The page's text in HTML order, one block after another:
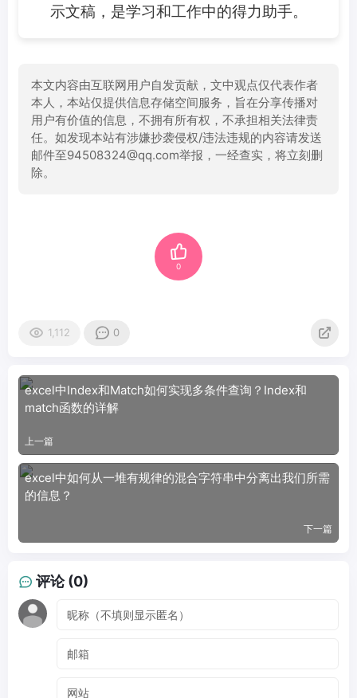
示文稿，是学习和工作中的得力助手。
本文内容由互联网用户自发贡献，文中观点仅代表作者
本人，本站仅提供信息存储空间服务，旨在分享传播对
用户有价值的信息，不拥有所有权，不承担相关法律责
任。如发现本站有涉嫌抄袭侵权/违法违规的内容请发送
邮件至94508324@qq.com举报，一经查实，将立刻删
除。
0
1,112 0
excel中Index和Match如何实现多条件查询？Index和
match函数的详解
上一篇
excel中如何从一堆有规律的混合字符串中分离出我们所需
的信息？
下一篇
评论 (0)